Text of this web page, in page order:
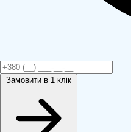
Замовити в 1 клік